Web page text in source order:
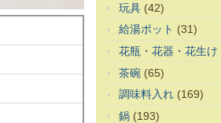
玩具 (42)
給湯ポット (31)
花瓶・花器・花生け
茶碗 (65)
調味料入れ (169)
鍋 (193)